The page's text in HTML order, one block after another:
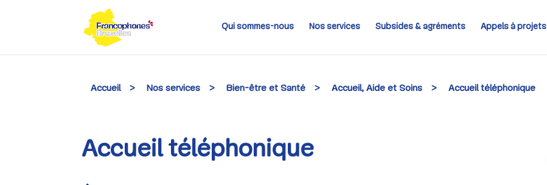
Qui sommes-nous Nos services Subsides & agréments Appels à projets
Accueil > Nos services > Bien-être et Santé > Accueil, Aide et Soins > Accueil téléphonique
Accueil téléphonique